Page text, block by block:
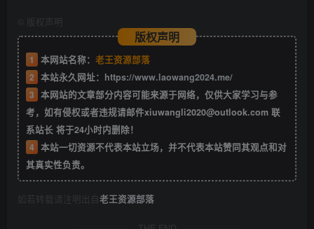
版权声明
版权声明
1 本网站名称： 老王资源部落
2 本站永久网址： https://www.laowang2024.me/
3 本网站的文章部分内容可能来源于网络，仅供大家学习与参
考，如有侵权或者违规请邮件xiuwangli2020@outlook.com 联
系站长 将于24小时内删除！
4 本站一切资源不代表本站立场，并不代表本站赞同其观点和对
其真实性负责。
如若转载请注明出自老王资源部落